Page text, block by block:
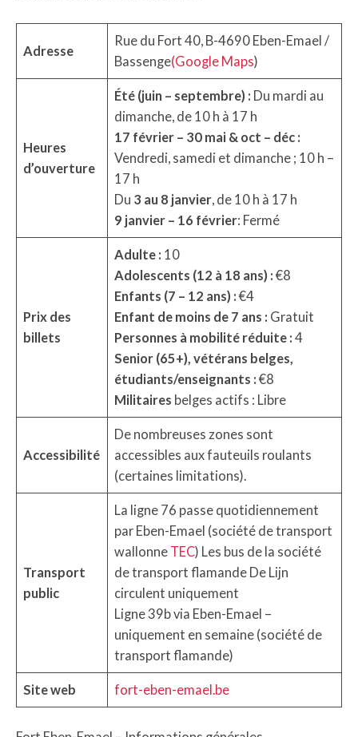
Adresse
Rue du Fort 40, B-4690 Eben-Emael /
Bassenge(Google Maps)
Heures
d’ouverture
Été (juin – septembre) : Du mardi au
dimanche, de 10 h à 17 h
17 février – 30 mai & oct – déc :
Vendredi, samedi et dimanche ; 10 h –
17 h
Du 3 au 8 janvier , de 10 h à 17 h
9 janvier – 16 février: Fermé
Prix des
billets
Adulte : 10
Adolescents (12 à 18 ans) : €8
Enfants (7 – 12 ans) : €4
Enfant de moins de 7 ans : Gratuit
Personnes à mobilité réduite : 4
Senior (65+), vétérans belges,
étudiants/enseignants :€8
Militaires belges actifs : Libre
Accessibilité
De nombreuses zones sont
accessibles aux fauteuils roulants
(certaines limitations).
Transport
public
La ligne 76 passe quotidiennement
par Eben-Emael (société de transport
wallonne TEC) Les bus de la société
de transport flamande De Lijn
circulent uniquement
Ligne 39b via Eben-Emael –
uniquement en semaine (société de
transport flamande)
Site web fort-eben-emael.be